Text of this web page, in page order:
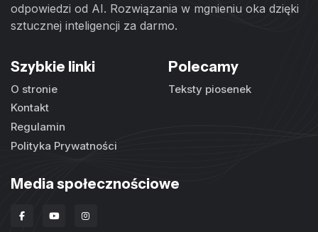
odpowiedzi od AI. Rozwiązania w mgnieniu oka dzięki
sztucznej inteligencji za darmo.
Szybkie linki
O stronie
Kontakt
Regulamin
Polityka Prywatności
Polecamy
Teksty piosenek
Media społecznościowe